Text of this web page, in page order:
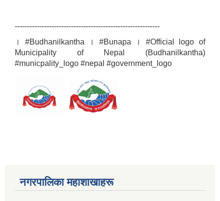
-----------------------------------------------------------
। #Budhanilkantha । #Bunapa । #Official logo of
Municipality of Nepal (Budhanilkantha)
#municpality_logo #nepal #government_logo
नगरपालिका महाशाखाहरू